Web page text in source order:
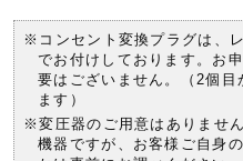
※コンセント変換プラグは、
でお付けしております。お
要はございません。（2個目
ます）
※変圧器のご用意はありませ
機器ですが、お客様ご自身